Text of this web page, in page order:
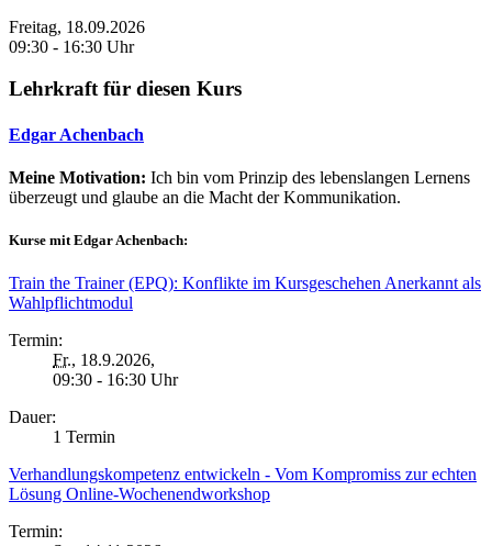
Freitag, 18.09.2026
09:30 - 16:30 Uhr
Lehrkraft für diesen Kurs
Edgar Achenbach
Meine Motivation: Ich bin vom Prinzip des lebenslangen Lernens
überzeugt und glaube an die Macht der Kommunikation.
Kurse mit Edgar Achenbach:
Train the Trainer (EPQ): Konflikte im Kursgeschehen Anerkannt als
Wahlpflichtmodul
Termin:
Fr., 18.9.2026,
09:30 - 16:30 Uhr
Dauer:
1 Termin
Verhandlungskompetenz entwickeln - Vom Kompromiss zur echten
Lösung Online-Wochenendworkshop
Termin: